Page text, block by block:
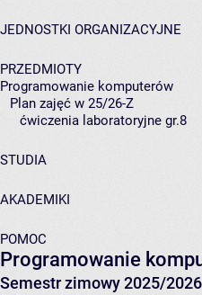
JEDNOSTKI ORGANIZACYJNE
PRZEDMIOTY
Programowanie komputerów
Plan zajęć w 25/26-Z
ćwiczenia laboratoryjne gr.8
STUDIA
AKADEMIKI
POMOC
Programowanie
Semestr zimowy 2025/2026